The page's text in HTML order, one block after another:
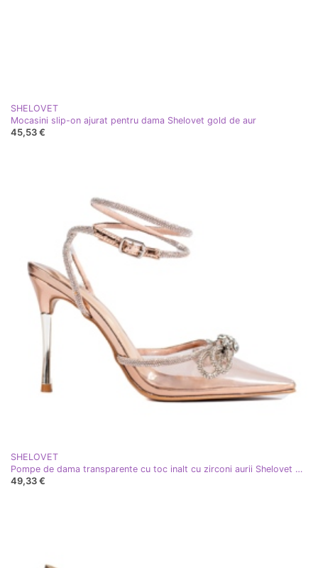
SHELOVET
Mocasini slip-on ajurat pentru dama Shelovet gold de aur
45,53 €
SHELOVET
Pompe de dama transparente cu toc inalt cu zirconi aurii Shelovet de aur
49,33 €